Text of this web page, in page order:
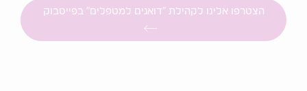
הצטרפו אלינו לקהילת "דואגים למטפלים" בפייסבוק